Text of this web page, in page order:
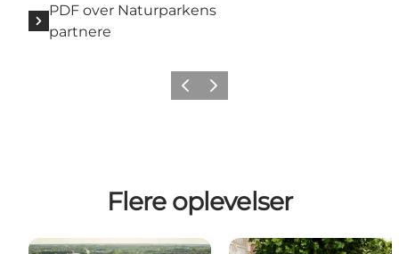
PDF over Naturparkens
partnere
Forrige billede
Næste billede
Flere oplevelser